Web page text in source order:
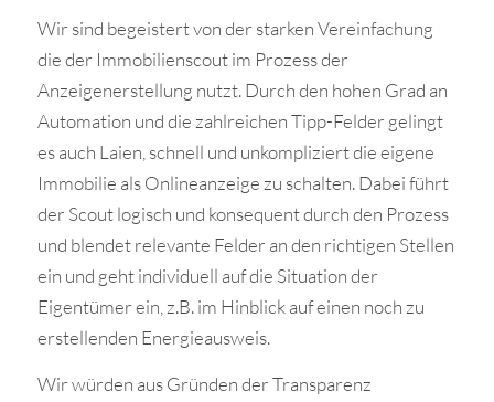
Wir sind begeistert von der starken Vereinfachung
die der Immobilienscout im Prozess der
Anzeigenerstellung nutzt. Durch den hohen Grad an
Automation und die zahlreichen Tipp-Felder gelingt
es auch Laien, schnell und unkompliziert die eigene
Immobilie als Onlineanzeige zu schalten. Dabei führt
der Scout logisch und konsequent durch den Prozess
und blendet relevante Felder an den richtigen Stellen
ein und geht individuell auf die Situation der
Eigentümer ein, z.B. im Hinblick auf einen noch zu
erstellenden Energieausweis.
Wir würden aus Gründen der Transparenz